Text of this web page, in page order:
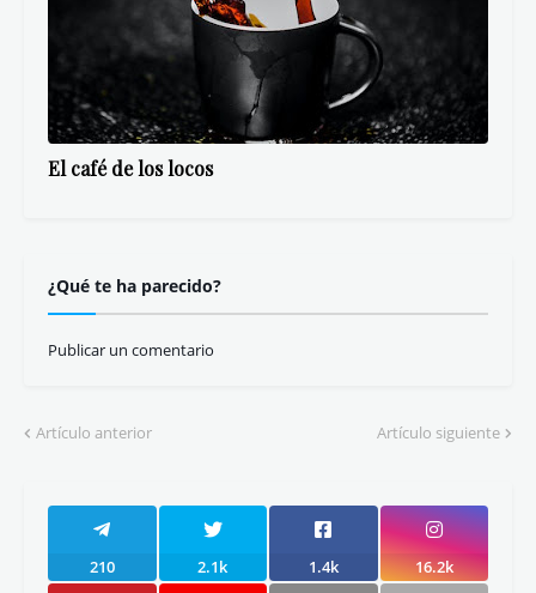
El café de los locos
¿Qué te ha parecido?
Publicar un comentario
Artículo anterior Artículo siguiente
210 2.1k 1.4k 16.2k